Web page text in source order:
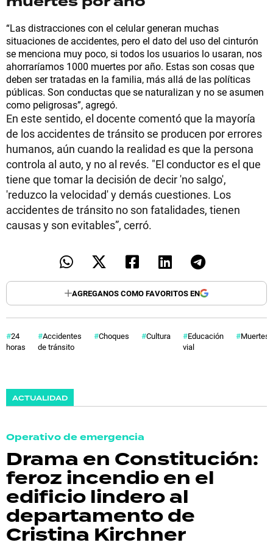
“Las distracciones con el celular generan muchas
situaciones de accidentes, pero el dato del uso del cinturón
se menciona muy poco, si todos los usuarios lo usaran, nos
ahorraríamos 1000 muertes por año. Estas son cosas que
deben ser tratadas en la familia, más allá de las políticas
públicas. Son conductas que se naturalizan y no se asumen
como peligrosas”, agregó.
En este sentido, el docente comentó que la mayoría
de los accidentes de tránsito se producen por errores
humanos, aún cuando la realidad es que la persona
controla al auto, y no al revés. "El conductor es el que
tiene que tomar la decisión de decir 'no salgo',
'reduzco la velocidad' y demás cuestiones. Los
accidentes de tránsito no son fatalidades, tienen
causas y son evitables”, cerró.
AGREGANOS COMO FAVORITOS EN
24
horas
Accidentes
de tránsito
Choques Cultura
Educación
vial
Muertes
ACTUALIDAD
Operativo de emergencia
Drama en Constitución:
feroz incendio en el
edificio lindero al
departamento de
Cristina Kirchner